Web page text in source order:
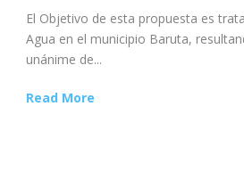
El Objetivo de esta propuesta es
Agua en el municipio Baruta,
unánime de...
Read More